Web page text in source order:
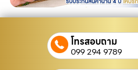
โทรสอบถาม
099 294 9789